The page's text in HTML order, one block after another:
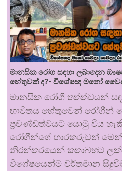
මානසික රෝග සඳහා ලබාදෙන
හේතුවක් ද?- විශේෂඥ මනෝ
මානසික රෝගී තත්ත්වයන්
භාවිතය හේතුවෙන් රෝගීන්
ප්‍රචණ්ඩත්වයට යොමු විය
රෝගීන්ගේ භාරකරුවන්
නිරන්තරයෙන් කතාබහට
විශේෂයෙන්ම වර්තමාන